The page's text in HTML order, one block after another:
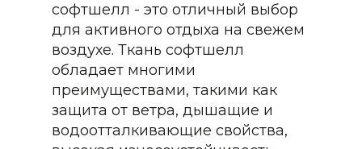
софтшелл - это отличный выбор
для активного отдыха на свежем
воздухе. Ткань софтшелл
обладает многими
преимуществами, такими как
защита от ветра, дышащие и
водоотталкивающие свойства,